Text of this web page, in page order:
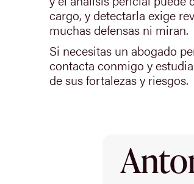
cargo, y detectarla exige
muchas defensas ni miran.
Si necesitas un abogado
contacta conmigo y
de sus fortalezas y riesgos.